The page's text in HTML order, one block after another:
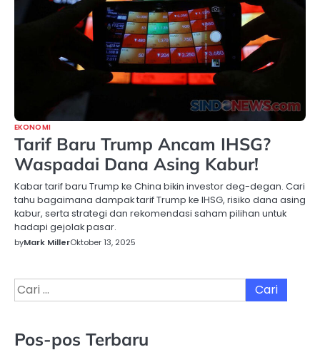
EKONOMI
Tarif Baru Trump Ancam IHSG?
Waspadai Dana Asing Kabur!
Kabar tarif baru Trump ke China bikin investor deg-degan. Cari
tahu bagaimana dampak tarif Trump ke IHSG, risiko dana asing
kabur, serta strategi dan rekomendasi saham pilihan untuk
hadapi gejolak pasar.
byMark MillerOktober 13, 2025
Cari
untuk:
Pos-pos Terbaru